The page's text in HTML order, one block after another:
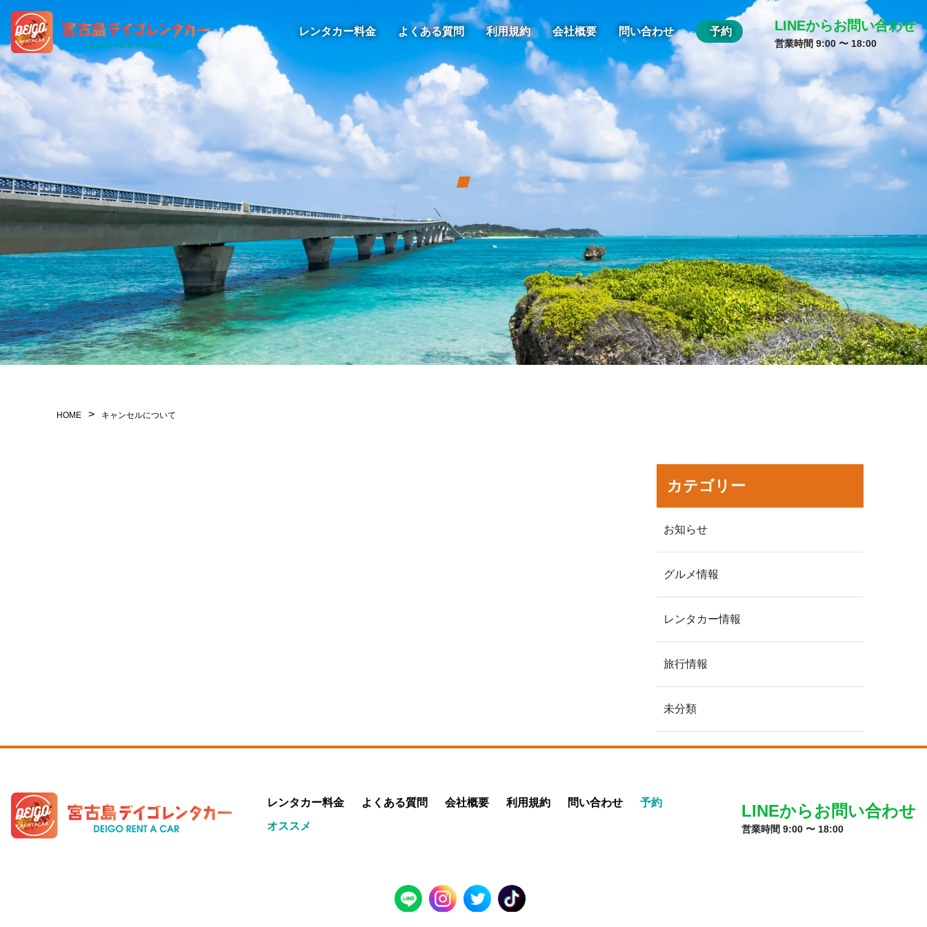
レンタカー料金 よくある質問 利用規約 会社概要 問い合わせ 予約 LINEからお問い合わせ
営業時間 9:00 〜 18:00
HOME > キャンセルについて
カテゴリー
お知らせ
グルメ情報
レンタカー情報
旅行情報
未分類
レンタカー料金 よくある質問 会社概要 利用規約 問い合わせ
予約
オススメ
LINEからお問い合わせ
営業時間 9:00 〜 18:00